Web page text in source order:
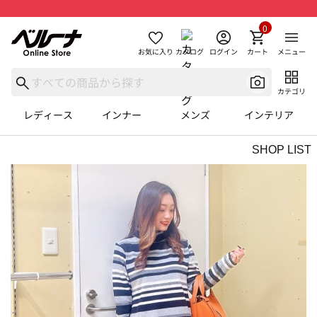
お気に入り カタログ ログイン カート
0
メニュー
カテゴリ
レディース インナー メンズ インテリア
SHOP LIST